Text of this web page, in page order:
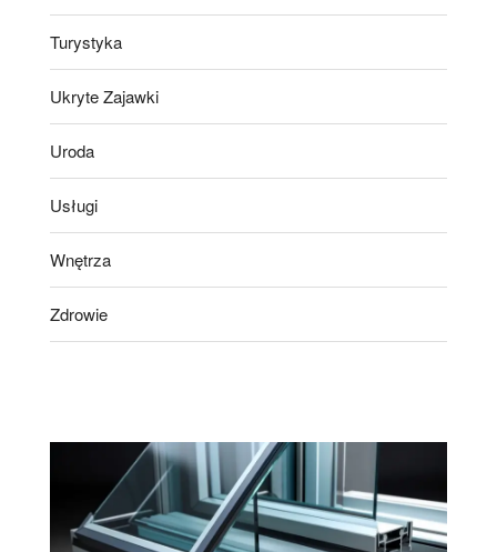
Turystyka
Ukryte Zajawki
Uroda
Usługi
Wnętrza
Zdrowie